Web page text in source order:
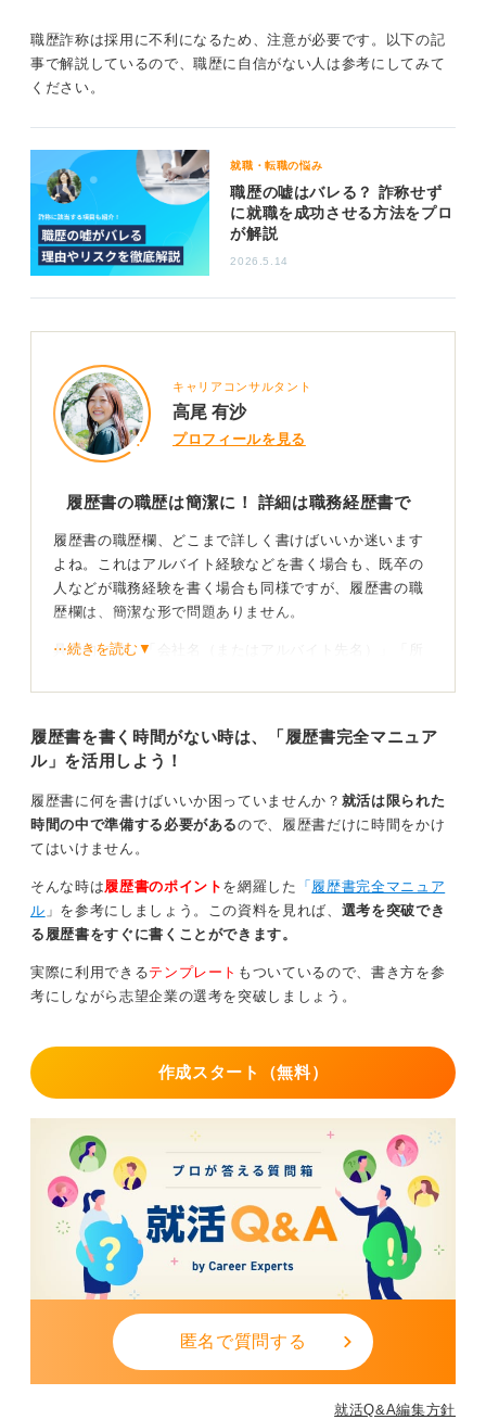
職歴詐称は採用に不利になるため、注意が必要です。以下の記
事で解説しているので、職歴に自信がない人は参考にしてみて
ください。
就職・転職の悩み
職歴の嘘はバレる？ 詐称せず
に就職を成功させる方法をプロ
が解説
2026.5.14
キャリアコンサルタント
高尾 有沙
プロフィールを見る
履歴書の職歴は簡潔に！ 詳細は職務経歴書で
履歴書の職歴欄、どこまで詳しく書けばいいか迷います
よね。これはアルバイト経験などを書く場合も、既卒の
人などが職務経験を書く場合も同様ですが、履歴書の職
歴欄は、簡潔な形で問題ありません。
具体的には、「会社名（またはアルバイト先名）」「所
条書きで1〜2行程度）」くらいを記載すれば十分です。
ードなどは、別途提出する「職務経歴書」のほうで詳し
く書くべき内容になります。
履歴書と職務経歴書、それぞれの役割分担を意識するこ
とが大切です。履歴書は、氏名や学歴、職歴の概要とい
った基本的な情報を伝えるための書類であり、私の知る
限り、企業によっては労務管理上の目的でおもに使われ
ることもあります。
一方で、職務経歴書は、これまでの仕事を通じて培って
きたスキルや経験、実績を具体的にアピールするための
書類です。ですから、履歴書の職歴欄は、あくまで「職
職務経歴書で成果を強調！ サマリも忘れずに！
実際に私が就職支援をしているなかでも、履歴書の職歴
欄が長文になってしまっているケースを見かけますが、
その場合は「ここはもっとシンプルにして、詳細は職務
経歴書でアピールしましょう」とアドバイスしていま
す。
ちなみに、職務経歴書を書く際のポイントとしては、
「冒頭にこれまでのキャリアの要約（サマリ）を簡潔に
書くこと」や、「担当した業務内容だけでなく、具体的
な成果や、それを数値で示すこと」などを意識すると、
非常に見やすく、内容が伝わりやすくなるので、ぜひ試
⋯続きを読む▼
履歴書を書く時間がない時は、「履歴書完全マニュア
ル」を活用しよう！
履歴書に何を書けばいいか困っていませんか？ 就活は限られた
時間の中で準備する必要があるので、履歴書だけに時間をかけ
てはいけません。
そんな時は履歴書のポイント を網羅した 「 履歴書完全マニュア
ル 」を参考にしましょう。この資料を見れば、 選考を突破でき
る履歴書をすぐに書くことができます。
実際に利用できるテンプレート もついているので、書き方を参
考にしながら志望企業の選考を突破しましょう。
作成スタート（無料）
匿名で質問する
就活Q&A編集方針